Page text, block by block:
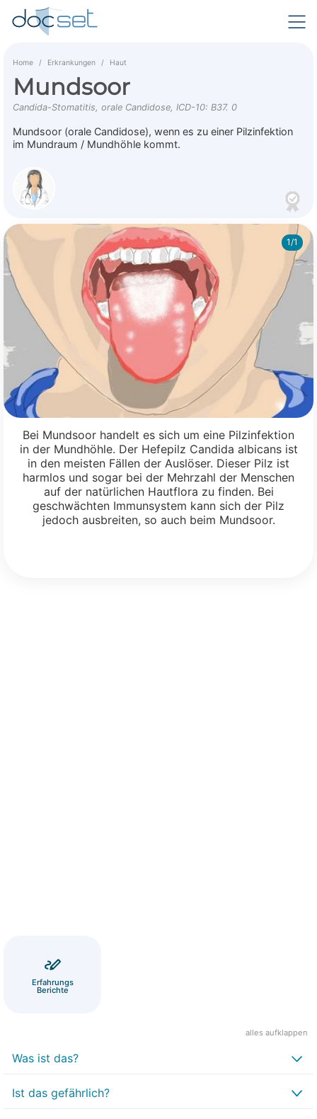
Home Erkrankungen Haut
Mundsoor
Candida-Stomatitis, orale Candidose, ICD-10: B37. 0
Mundsoor (orale Candidose), wenn es zu einer Pilzinfektion
im Mundraum / Mundhöhle kommt.
1/1
Bei Mundsoor handelt es sich um eine Pilzinfektion
in der Mundhöhle. Der Hefepilz Candida albicans ist
in den meisten Fällen der Auslöser. Dieser Pilz ist
harmlos und sogar bei der Mehrzahl der Menschen
auf der natürlichen Hautflora zu finden. Bei
geschwächten Immunsystem kann sich der Pilz
jedoch ausbreiten, so auch beim Mundsoor.
Erfahrungs
Berichte
alles aufklappen
Was ist das?
Ist das gefährlich?